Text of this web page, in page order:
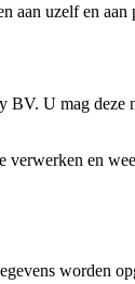
aan uzelf en
U mag deze
en
worden